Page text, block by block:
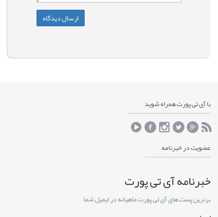
با آی تی پورت همراه شوید
عضویت در خبرنامه
خبرنامه آی تی پورت
برترین پست های آی تی پورت ماهیانه در ایمیل شما